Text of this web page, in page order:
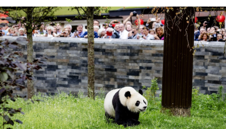
Menu
Home
9 sept: GenAI-training
12 nov: MarketingLive!
Adverteren